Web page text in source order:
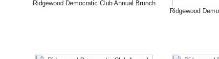
Ridgewood Democratic Club Annual Brunch
Ridgewood